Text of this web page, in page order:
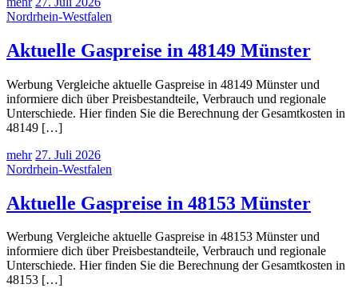
Nordrhein-Westfalen
Aktuelle Gaspreise in 48149 Münster
Werbung Vergleiche aktuelle Gaspreise in 48149 Münster und
informiere dich über Preisbestandteile, Verbrauch und regionale
Unterschiede. Hier finden Sie die Berechnung der Gesamtkosten in
48149 […]
mehr 27. Juli 2026
Nordrhein-Westfalen
Aktuelle Gaspreise in 48153 Münster
Werbung Vergleiche aktuelle Gaspreise in 48153 Münster und
informiere dich über Preisbestandteile, Verbrauch und regionale
Unterschiede. Hier finden Sie die Berechnung der Gesamtkosten in
48153 […]